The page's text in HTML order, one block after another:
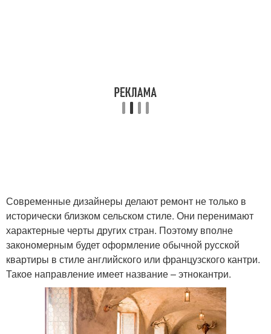
Современные дизайнеры делают ремонт не только в
исторически близком сельском стиле. Они перенимают
характерные черты других стран. Поэтому вполне
закономерным будет оформление обычной русской
квартиры в стиле английского или французского кантри.
Такое направление имеет название – этнокантри.